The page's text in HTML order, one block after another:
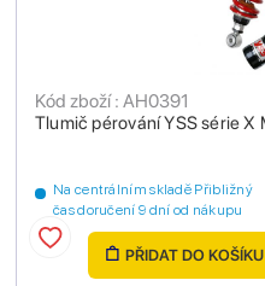
Tlumič pérování YSS série
Kód zboží : AH0391
Na centrálním skladě Přibližný
čas doručení 9 dní od nákupu
PŘIDAT DO KOŠÍKU